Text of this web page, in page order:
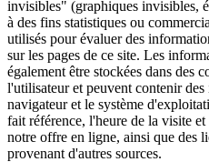
invisibles" (graphiques invisibles,
à des fins statistiques ou
utilisés pour évaluer des
sur les pages de ce site. Les
également être stockées dans des
l'utilisateur et peuvent contenir
navigateur et le système
fait référence, l'heure de la visite
notre offre en ligne, ainsi que des
provenant d'autres sources.